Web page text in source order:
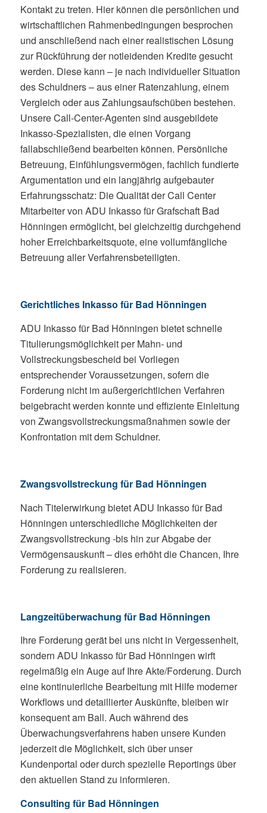
Kontakt zu treten. Hier können die persönlichen und
wirtschaftlichen Rahmenbedingungen besprochen
und anschließend nach einer realistischen Lösung
zur Rückführung der notleidenden Kredite gesucht
werden. Diese kann – je nach individueller Situation
des Schuldners – aus einer Ratenzahlung, einem
Vergleich oder aus Zahlungsaufschüben bestehen.
Unsere Call-Center-Agenten sind ausgebildete
Inkasso-Spezialisten, die einen Vorgang
fallabschließend bearbeiten können. Persönliche
Betreuung, Einfühlungsvermögen, fachlich fundierte
Argumentation und ein langjährig aufgebauter
Erfahrungsschatz: Die Qualität der Call Center
Mitarbeiter von ADU Inkasso für Grafschaft Bad
Hönningen ermöglicht, bei gleichzeitig durchgehend
hoher Erreichbarkeitsquote, eine vollumfängliche
Betreuung aller Verfahrensbeteiligten.
Gerichtliches Inkasso für Bad Hönningen
ADU Inkasso für Bad Hönningen bietet schnelle
Titulierungsmöglichkeit per Mahn- und
Vollstreckungsbescheid bei Vorliegen
entsprechender Voraussetzungen, sofern die
Forderung nicht im außergerichtlichen Verfahren
beigebracht werden konnte und effiziente Einleitung
von Zwangsvollstreckungsmaßnahmen sowie der
Konfrontation mit dem Schuldner.
Zwangsvollstreckung für Bad Hönningen
Nach Titelerwirkung bietet ADU Inkasso für Bad
Hönningen unterschiedliche Möglichkeiten der
Zwangsvollstreckung -bis hin zur Abgabe der
Vermögensauskunft – dies erhöht die Chancen, Ihre
Forderung zu realisieren.
Langzeitüberwachung für Bad Hönningen
Ihre Forderung gerät bei uns nicht in Vergessenheit,
sondern ADU Inkasso für Bad Hönningen wirft
regelmäßig ein Auge auf Ihre Akte/Forderung. Durch
eine kontinuierliche Bearbeitung mit Hilfe moderner
Workflows und detaillierter Auskünfte, bleiben wir
konsequent am Ball. Auch während des
Überwachungsverfahrens haben unsere Kunden
jederzeit die Möglichkeit, sich über unser
Kundenportal oder durch spezielle Reportings über
den aktuellen Stand zu informieren.
Consulting für Bad Hönningen